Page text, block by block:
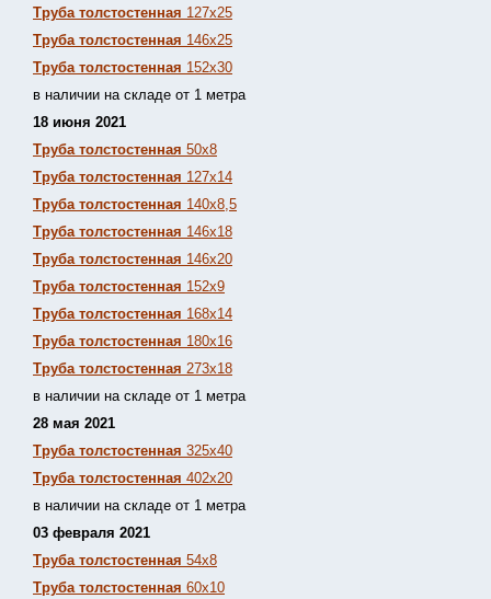
Труба толстостенная 127х25
Труба толстостенная 146х25
Труба толстостенная 152х30
в наличии на складе от 1 метра
18 июня 2021
Труба толстостенная 50х8
Труба толстостенная 127х14
Труба толстостенная 140х8,5
Труба толстостенная 146х18
Труба толстостенная 146х20
Труба толстостенная 152х9
Труба толстостенная 168х14
Труба толстостенная 180х16
Труба толстостенная 273х18
в наличии на складе от 1 метра
28 мая 2021
Труба толстостенная 325х40
Труба толстостенная 402х20
в наличии на складе от 1 метра
03 февраля 2021
Труба толстостенная 54х8
Труба толстостенная 60х10